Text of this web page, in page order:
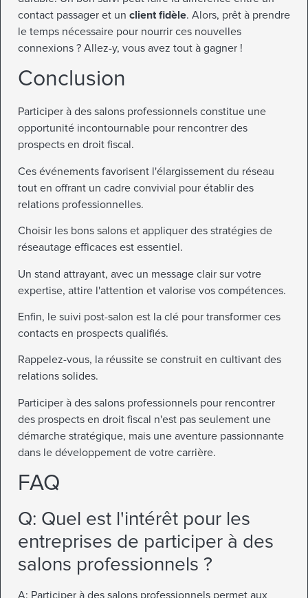
contact passager et un client fidèle. Alors, prêt à prendre
le temps nécessaire pour nourrir ces nouvelles
connexions ? Allez-y, vous avez tout à gagner !
Conclusion
Participer à des salons professionnels constitue une
opportunité incontournable pour rencontrer des
prospects en droit fiscal.
Ces événements favorisent l'élargissement du réseau
tout en offrant un cadre convivial pour établir des
relations professionnelles.
Choisir les bons salons et appliquer des stratégies de
réseautage efficaces est essentiel.
Un stand attrayant, avec un message clair sur votre
expertise, attire l'attention et valorise vos compétences.
Enfin, le suivi post-salon est la clé pour transformer ces
contacts en prospects qualifiés.
Rappelez-vous, la réussite se construit en cultivant des
relations solides.
Participer à des salons professionnels pour rencontrer
des prospects en droit fiscal n'est pas seulement une
démarche stratégique, mais une aventure passionnante
dans le développement de votre carrière.
FAQ
Q: Quel est l'intérêt pour les
entreprises de participer à des
salons professionnels ?